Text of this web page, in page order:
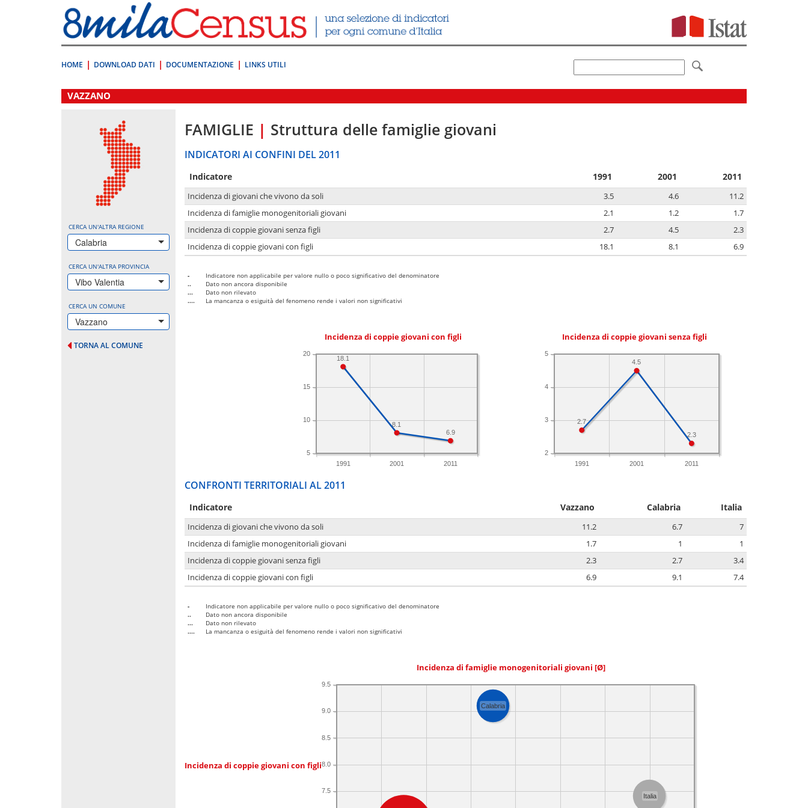
direttamente
a:
Contenuto
HOME DOWNLOAD DATI DOCUMENTAZIONE LINKS UTILI
.
VAZZANO
CERCA UN'ALTRA REGIONE
Calabria
CERCA UN'ALTRA PROVINCIA
Vibo Valentia
CERCA UN COMUNE
Vazzano
TORNA AL COMUNE
FAMIGLIE | Struttura delle famiglie giovani
INDICATORI AI CONFINI DEL 2011
Indicatore 1991 2001 2011
Incidenza di giovani che vivono da soli 3.5 4.6
11.2
Incidenza di famiglie monogenitoriali giovani
2.1 1.2
1.7
Incidenza di coppie giovani senza figli
2.7 4.5
2.3
Incidenza di coppie giovani con figli
18.1 8.1 6.9
-
Indicatore non applicabile per valore nullo o poco significativo del denominatore
..
Dato non ancora disponibile
...
Dato non rilevato
....
La mancanza o esiguità del fenomeno rende i valori non significativi
Incidenza di coppie giovani con figli
1991 2001 2011
5
10
15
20
6.9
8.1
18.1
Incidenza di coppie giovani senza figli
1991 2001 2011
2
3
4
5
2.3
4.5
2.7
CONFRONTI TERRITORIALI AL 2011
Indicatore Vazzano Calabria Italia
Incidenza di giovani che vivono da soli 11.2 6.7
7
Incidenza di famiglie monogenitoriali giovani
1.7 1
1
Incidenza di coppie giovani senza figli
2.3 2.7
3.4
Incidenza di coppie giovani con figli
6.9 9.1 7.4
-
Indicatore non applicabile per valore nullo o poco significativo del denominatore
..
Dato non ancora disponibile
...
Dato non rilevato
....
La mancanza o esiguità del fenomeno rende i valori non significativi
Incidenza di famiglie monogenitoriali giovani [Ø]
Incidenza di coppie giovani con figli
7.5
8.0
8.5
9.0
9.5
Calabria
Italia